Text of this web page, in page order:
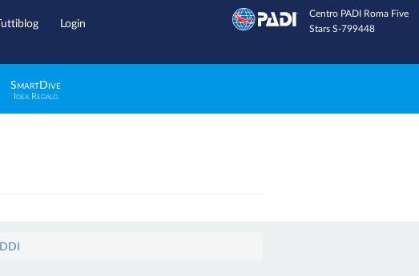
Login
Centro PADI Roma Five
Stars S-799448
SmartDive
Idea Regalo
Inviaci una email